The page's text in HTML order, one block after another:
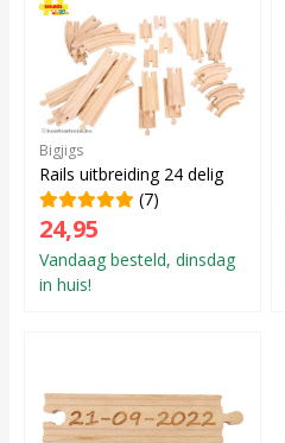
Bigjigs
Rails uitbreiding 24 delig
(7)
24,95
Vandaag besteld, dinsdag
in huis!